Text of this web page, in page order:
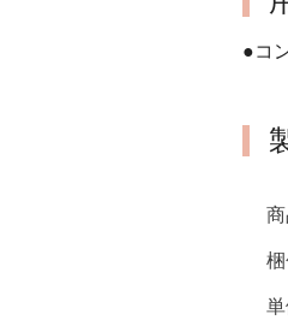
●コ
商
梱